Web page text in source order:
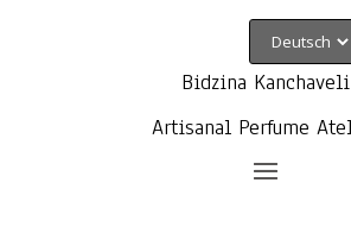
Bidzina Kanchaveli
Artisanal Perfume